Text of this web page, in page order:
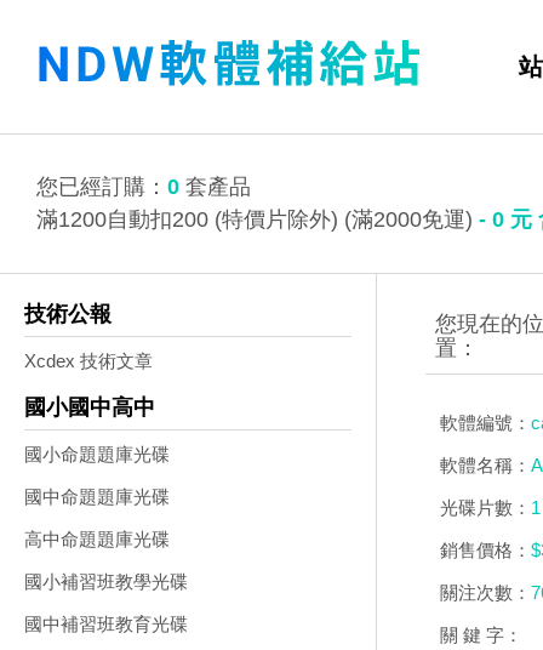
您已經訂購： 0 套產品
滿1200自動扣200 (特價片除外) (滿2000免運) - 0 元
技術公報
Xcdex 技術文章
國小國中高中
國小命題題庫光碟
國中命題題庫光碟
高中命題題庫光碟
國小補習班教學光碟
國中補習班教育光碟
軟體編號：
軟體名稱：
光碟片數： 1
銷售價格：
關注次數：
關 鍵 字：